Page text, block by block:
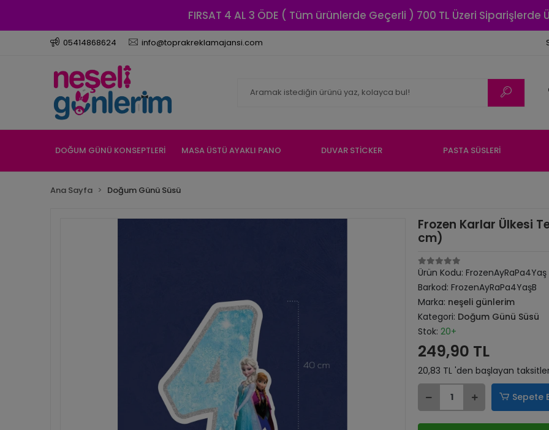
FIRSAT 4 AL 3 ÖDE ( Tüm ürünlerde Geçerli ) 700 TL Üzeri Siparişlerde
05414868624 info@toprakreklamajansi.com
DOĞUM GÜNÜ KONSEPTLERİ MASA ÜSTÜ AYAKLI PANO DUVAR STİCKER PASTA SÜSLERİ
Ana Sayfa Doğum Günü Süsü
Frozen Karlar Ülkesi
cm)
Ürün Kodu: FrozenAyRaPa4Yaş
Barkod: FrozenAyRaPa4YaşB
Marka: neşeli günlerim
Kategori: Doğum Günü Süsü
Stok: 20+
249,90 TL
20,83 TL 'den başlayan
Sepete